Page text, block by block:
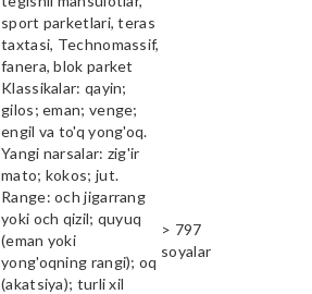
sport parketlari, teras
taxtasi, Technomassif,
fanera, blok parket
Klassikalar: qayin;
gilos; eman; venge;
engil va to'q yong'oq.
Yangi narsalar: zig'ir
mato; kokos; jut.
Range: och jigarrang
yoki och qizil; quyuq
(eman yoki
yong'oqning rangi); oq
(akatsiya); turli xil
> 797
soyalar